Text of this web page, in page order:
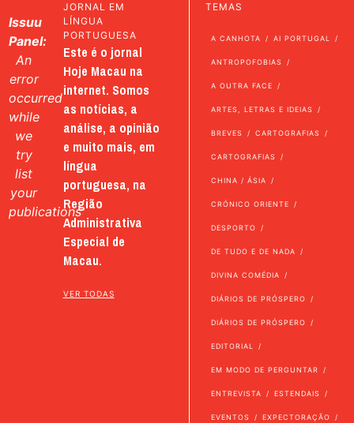
Issuu
Panel:
An
error
occurred
while
we
try
list
your
publications
JORNAL EM
LÍNGUA
PORTUGUESA
Este é o jornal
Hoje Macau na
internet. Somos
as notícias, a
análise, a opinião
e muito mais, em
língua
portuguesa, na
Região
Administrativa
Especial de
Macau.
VER TODAS
TEMAS
A CANHOTA AI PORTUGAL
ANTROPOFOBIAS
A OUTRA FACE
ARTES, LETRAS E IDEIAS
BREVES CARTOGRAFIAS
CARTOGRAFIAS
CHINA / ÁSIA
CRÓNICO ORIENTE
DESPORTO
DE TUDO E DE NADA
DIVINA COMÉDIA
DIÁRIOS DE PRÓSPERO
DIÁRIOS DE PRÓSPERO
EDITORIAL
EM MODO DE PERGUNTAR
ENTREVISTA ESTENDAIS
EVENTOS EXPECTORAÇÃO